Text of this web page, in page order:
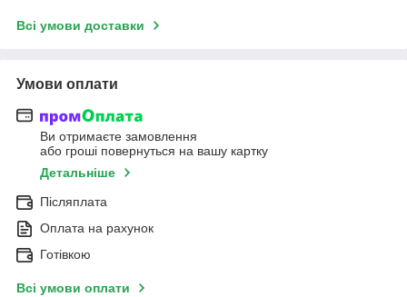
Всі умови доставки
Умови оплати
Ви отримаєте замовлення
або гроші повернуться на вашу картку
Детальніше
Післяплата
Оплата на рахунок
Готівкою
Всі умови оплати